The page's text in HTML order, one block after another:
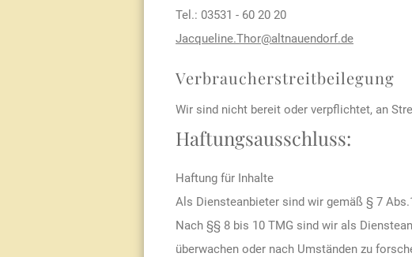
Tel.: 03531 - 60 20 20
Jacqueline.Thor@altnauendorf.de
Verbraucherstreitbeilegung
Wir sind nicht bereit oder verpflichtet, an
Haftungsausschluss:
Haftung für Inhalte
Als Diensteanbieter sind wir gemäß § 7
Nach §§ 8 bis 10 TMG sind wir als
überwachen oder nach Umständen zu